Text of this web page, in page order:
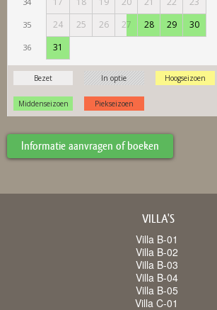
Informatie aanvragen of boeken
VILLA'S
Villa B-01
Villa B-02
Villa B-03
Villa B-04
Villa B-05
Villa C-01